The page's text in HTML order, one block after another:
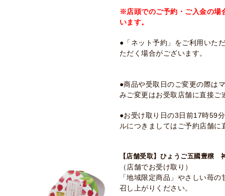
※店頭でのご予約・ご入金の場
います。
●「ネット予約」をご利用いた
ただく場合がございます。
●商品や受取日のご変更の際は
みご変更はお受取店舗に直接ご
●お受け取り日の3日前17時59
ルにつきましてはご予約店舗に
【店舗受取】ひょうご五國豊穣
（店舗でお受け取り）
「地域限定商品」やさしい苺
召し上がりください。